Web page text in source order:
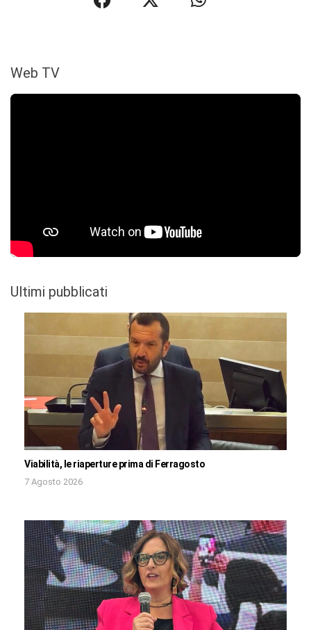
Web TV
Ultimi pubblicati
Viabilità, le riaperture prima di Ferragosto
7 Agosto 2026